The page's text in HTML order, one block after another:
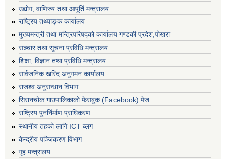
उद्योग, वाणिज्य तथा आपूर्ति मन्त्रालय
राष्ट्रिय तथ्याङ्क कार्यालय
मुख्यमन्त्री तथा मन्त्रिपरिषद्को कार्यालय गण्डकी प्रदेश,पोखरा
सञ्‍चार तथा सूचना प्रविधि मन्त्रालय
शिक्षा, विज्ञान तथा प्रविधि मन्त्रालय
सार्वजनिक खरिद अनुगमन कार्यालय
राजश्व अनुसन्धान विभाग
सिरानचोक गाउपालिकाको फेसबुक (Facebook) पेज
राष्ट्रिय पुनर्निर्माण प्राघिकरण
स्थानीय तहको लागि ICT ब्लग
केन्द्रीय पञ्जिकरण विभाग
गृह मन्त्रालय